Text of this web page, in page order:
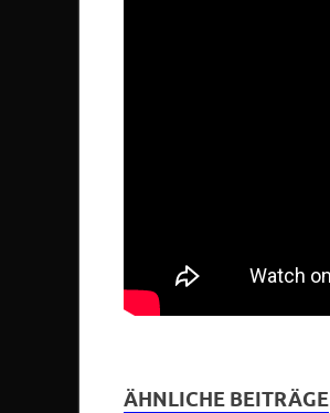
ÄHNLICHE BEITRÄGE